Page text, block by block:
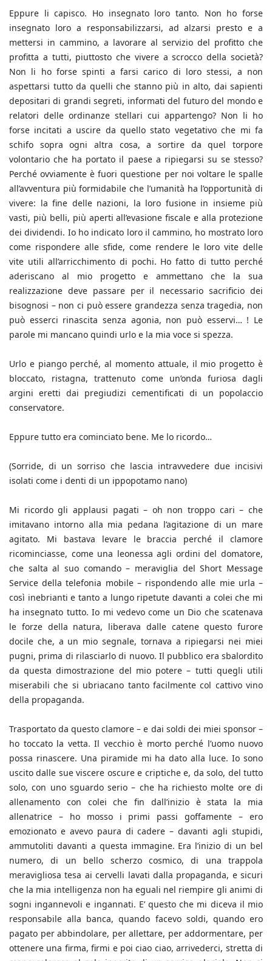
Eppure li capisco. Ho insegnato loro tanto. Non ho forse
insegnato loro a responsabilizzarsi, ad alzarsi presto e a
mettersi in cammino, a lavorare al servizio del profitto che
profitta a tutti, piuttosto che vivere a scrocco della società?
Non li ho forse spinti a farsi carico di loro stessi, a non
aspettarsi tutto da quelli che stanno più in alto, dai sapienti
depositari di grandi segreti, informati del futuro del mondo e
relatori delle ordinanze stellari cui appartengo? Non li ho
forse incitati a uscire da quello stato vegetativo che mi fa
schifo sopra ogni altra cosa, a sortire da quel torpore
volontario che ha portato il paese a ripiegarsi su se stesso?
Perché ovviamente è fuori questione per noi voltare le spalle
all’avventura più formidabile che l’umanità ha l’opportunità di
vivere: la fine delle nazioni, la loro fusione in insieme più
vasti, più belli, più aperti all’evasione fiscale e alla protezione
dei dividendi. Io ho indicato loro il cammino, ho mostrato loro
come rispondere alle sfide, come rendere le loro vite delle
vite utili all’arricchimento di pochi. Ho fatto di tutto perché
aderiscano al mio progetto e ammettano che la sua
realizzazione deve passare per il necessario sacrificio dei
bisognosi – non ci può essere grandezza senza tragedia, non
può esserci rinascita senza agonia, non può esservi… ! Le
parole mi mancano quindi urlo e la mia voce si spezza.
Urlo e piango perché, al momento attuale, il mio progetto è
bloccato, ristagna, trattenuto come un’onda furiosa dagli
argini eretti dai pregiudizi cementificati di un popolaccio
conservatore.
Eppure tutto era cominciato bene. Me lo ricordo…
(Sorride, di un sorriso che lascia intravvedere due incisivi
isolati come i denti di un ippopotamo nano)
Mi ricordo gli applausi pagati – oh non troppo cari – che
imitavano intorno alla mia pedana l’agitazione di un mare
agitato. Mi bastava levare le braccia perché il clamore
ricominciasse, come una leonessa agli ordini del domatore,
che salta al suo comando – meraviglia del Short Message
Service della telefonia mobile – rispondendo alle mie urla –
così inebrianti e tanto a lungo ripetute davanti a colei che mi
ha insegnato tutto. Io mi vedevo come un Dio che scatenava
le forze della natura, liberava dalle catene questo furore
docile che, a un mio segnale, tornava a ripiegarsi nei miei
pugni, prima di rilasciarlo di nuovo. Il pubblico era sbalordito
da questa dimostrazione del mio potere – tutti quegli utili
miserabili che si ubriacano tanto facilmente col cattivo vino
della propaganda.
Trasportato da questo clamore – e dai soldi dei miei sponsor –
ho toccato la vetta. Il vecchio è morto perché l’uomo nuovo
possa rinascere. Una piramide mi ha dato alla luce. Io sono
uscito dalle sue viscere oscure e criptiche e, da solo, del tutto
solo, con uno sguardo serio – che ha richiesto molte ore di
allenamento con colei che fin dall’inizio è stata la mia
allenatrice – ho mosso i primi passi goffamente – ero
emozionato e avevo paura di cadere – davanti agli stupidi,
ammutoliti davanti a questa immagine. Era l’inizio di un bel
numero, di un bello scherzo cosmico, di una trappola
meravigliosa tesa ai cervelli lavati dalla propaganda, e sicuri
che la mia intelligenza non ha eguali nel riempire gli animi di
sogni ingannevoli e ingannati. E’ questo che mi diceva il mio
responsabile alla banca, quando facevo soldi, quando ero
pagato per abbindolare, per allettare, per addormentare, per
ottenere una firma, firmi e poi ciao ciao, arrivederci, stretta di